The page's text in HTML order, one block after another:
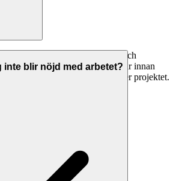
har både ansvarsförsäkring och
om bevis på giltiga försäkringar innan
skyddar dig om något går fel under projektet.
inte blir nöjd med arbetet?